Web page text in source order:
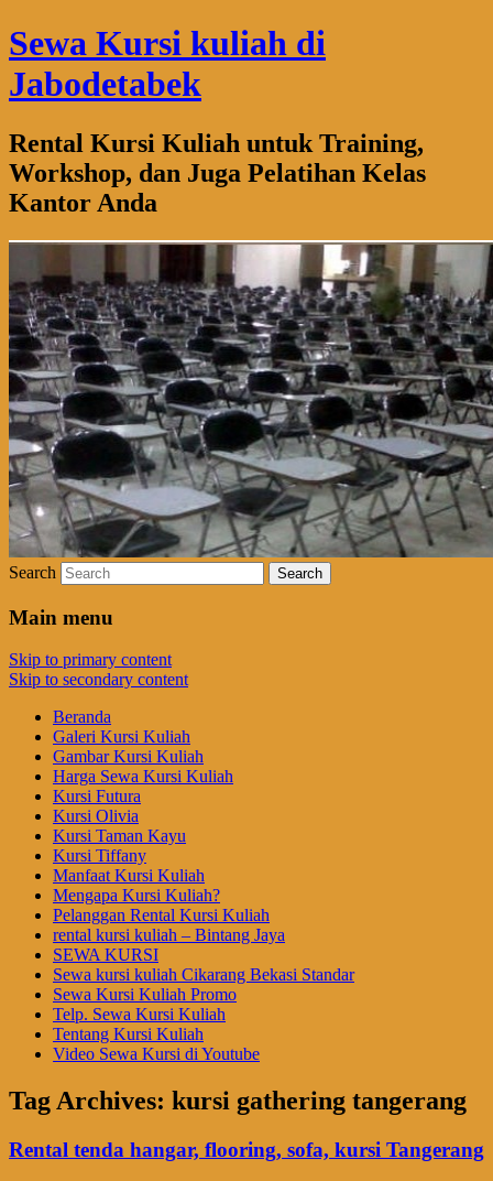
Sewa Kursi kuliah di
Jabodetabek
Rental Kursi Kuliah untuk Training,
Workshop, dan Juga Pelatihan Kelas
Kantor Anda
Search
Main menu
Skip to primary content
Skip to secondary content
Beranda
Galeri Kursi Kuliah
Gambar Kursi Kuliah
Harga Sewa Kursi Kuliah
Kursi Futura
Kursi Olivia
Kursi Taman Kayu
Kursi Tiffany
Manfaat Kursi Kuliah
Mengapa Kursi Kuliah?
Pelanggan Rental Kursi Kuliah
rental kursi kuliah – Bintang Jaya
SEWA KURSI
Sewa kursi kuliah Cikarang Bekasi Standar
Sewa Kursi Kuliah Promo
Telp. Sewa Kursi Kuliah
Tentang Kursi Kuliah
Video Sewa Kursi di Youtube
Tag Archives: kursi gathering tangerang
Rental tenda hangar, flooring, sofa, kursi Tangerang